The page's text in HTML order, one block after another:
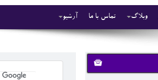
آرشیو تماس با ما وبلاگ